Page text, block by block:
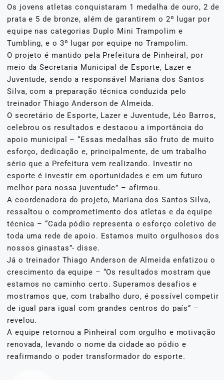
Os jovens atletas conquistaram 1 medalha de ouro, 2 de
prata e 5 de bronze, além de garantirem o 2º lugar por
equipe nas categorias Duplo Mini Trampolim e
Tumbling, e o 3º lugar por equipe no Trampolim.
O projeto é mantido pela Prefeitura de Pinheiral, por
meio da Secretaria Municipal de Esporte, Lazer e
Juventude, sendo a responsável Mariana dos Santos
Silva, com a preparação técnica conduzida pelo
treinador Thiago Anderson de Almeida.
O secretário de Esporte, Lazer e Juventude, Léo Barros,
celebrou os resultados e destacou a importância do
apoio municipal – “Essas medalhas são fruto de muito
esforço, dedicação e, principalmente, de um trabalho
sério que a Prefeitura vem realizando. Investir no
esporte é investir em oportunidades e em um futuro
melhor para nossa juventude” – afirmou.
A coordenadora do projeto, Mariana dos Santos Silva,
ressaltou o comprometimento dos atletas e da equipe
técnica – “Cada pódio representa o esforço coletivo de
toda uma rede de apoio. Estamos muito orgulhosos dos
nossos ginastas”- disse.
Já o treinador Thiago Anderson de Almeida enfatizou o
crescimento da equipe – “Os resultados mostram que
estamos no caminho certo. Superamos desafios e
mostramos que, com trabalho duro, é possível competir
de igual para igual com grandes centros do país” –
revelou.
A equipe retornou a Pinheiral com orgulho e motivação
renovada, levando o nome da cidade ao pódio e
reafirmando o poder transformador do esporte.